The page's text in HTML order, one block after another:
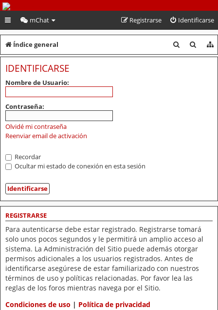
PeruVoley.com
mChat Identificarse
Registrarse
Índice general
u
u
IDENTIFICARSE
Nombre de Usuario:
Contraseña:
Olvidé mi contraseña
Reenviar email de activación
Recordar
Ocultar mi estado de conexión en esta sesión
REGISTRARSE
Para autenticarse debe estar registrado. Registrarse tomará
solo unos pocos segundos y le permitirá un amplio acceso al
sistema. La Administración del Sitio puede además otorgar
permisos adicionales a los usuarios registrados. Antes de
identificarse asegúrese de estar familiarizado con nuestros
términos de uso y políticas relacionadas. Por favor lea las
reglas de los foros mientras navega por el Sitio.
Condiciones de uso | Política de privacidad